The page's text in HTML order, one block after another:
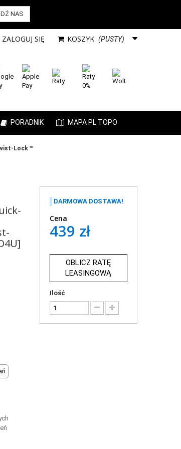
NAS
KOSZYK (PUSTY)
ZALOGUJ SIĘ
PORADNIK MAPA PL TOPO
Lock ™
DARMOWA DOSTAWA!
Cena
439 zł
OBLICZ RATĘ
LEASINGOWĄ
Ilość